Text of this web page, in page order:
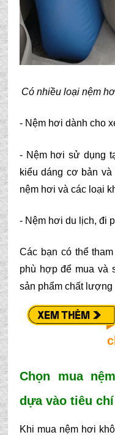
Có nhiều loại nệm
- Nệm hơi dành cho
- Nệm hơi sử dụng
kiểu dáng cơ bản
nệm hơi và các loại
- Nệm hơi du lịch, đi
Các bạn có thể
phù hợp để mua và
sản phẩm chất
Chọn mua
dựa vào tiêu
Khi mua nệm hơi